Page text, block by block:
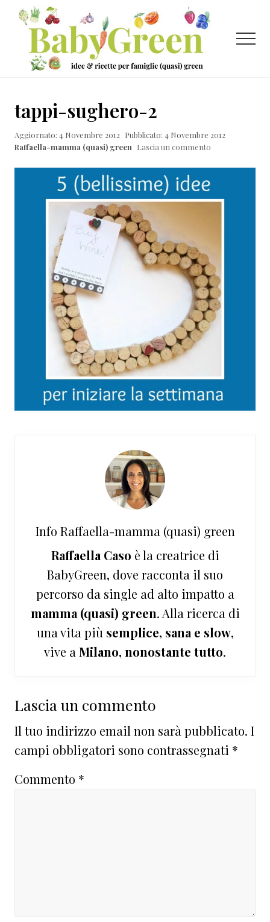
Menu
Passa
contenuto
principale
Passa
laterale
primaria
Passa
ricette
per
Menu
tappi-sughero-2
Aggiornato: 4 Novembre 2012 Pubblicato: 4 Novembre 2012
Raffaella-mamma (quasi) green Lascia un commento
Info Raffaella-mamma (quasi) green
Raffaella Caso è la creatrice di
BabyGreen, dove racconta il suo
percorso da single ad alto impatto a
mamma (quasi) green. Alla ricerca di
una vita più semplice, sana e slow,
vive a Milano, nonostante tutto.
Interazioni
del
lettore
Lascia un commento
Il tuo indirizzo email non sarà pubblicato. I
campi obbligatori sono contrassegnati *
Commento *